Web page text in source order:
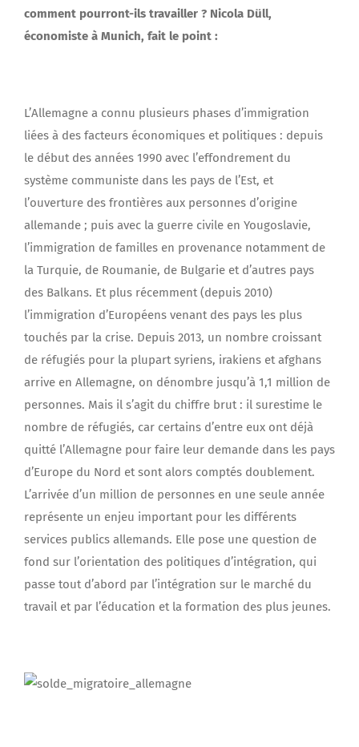
comment pourront-ils travailler ? Nicola Düll,
économiste à Munich, fait le point :
L’Allemagne a connu plusieurs phases d’immigration
liées à des facteurs économiques et politiques : depuis
le début des années 1990 avec l’effondrement du
système communiste dans les pays de l’Est, et
l’ouverture des frontières aux personnes d’origine
allemande ; puis avec la guerre civile en Yougoslavie,
l’immigration de familles en provenance notamment de
la Turquie, de Roumanie, de Bulgarie et d’autres pays
des Balkans. Et plus récemment (depuis 2010)
l’immigration d’Européens venant des pays les plus
touchés par la crise. Depuis 2013, un nombre croissant
de réfugiés pour la plupart syriens, irakiens et afghans
arrive en Allemagne, on dénombre jusqu’à 1,1 million de
personnes. Mais il s’agit du chiffre brut : il surestime le
nombre de réfugiés, car certains d’entre eux ont déjà
quitté l’Allemagne pour faire leur demande dans les pays
d’Europe du Nord et sont alors comptés doublement.
L’arrivée d’un million de personnes en une seule année
représente un enjeu important pour les différents
services publics allemands. Elle pose une question de
fond sur l’orientation des politiques d’intégration, qui
passe tout d’abord par l’intégration sur le marché du
travail et par l’éducation et la formation des plus jeunes.